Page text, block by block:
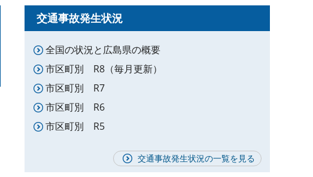
交通事故発生状況
全国の状況と広島県の概要
市区町別 R8（毎月更新）
市区町別 R7
市区町別 R6
市区町別 R5
交通事故発生状況の一覧を見る